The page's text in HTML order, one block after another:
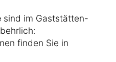
sind im Gaststätten-
finden Sie in